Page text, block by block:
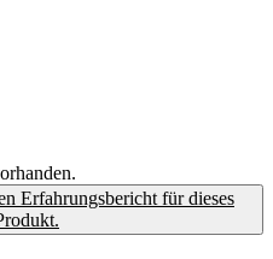
Erfahrungsbericht für dieses